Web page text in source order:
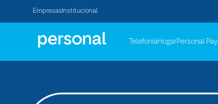
Empresas Institucional
TelefoníaHogarPersonal Pay